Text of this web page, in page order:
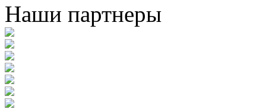
Наши партнеры